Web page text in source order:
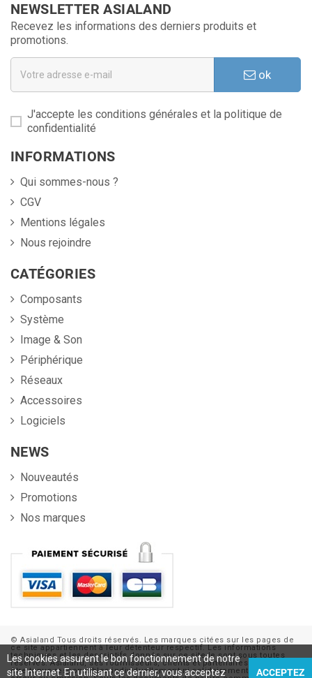
NEWSLETTER ASIALAND
Recevez les informations des derniers produits et
promotions.
ok
J'accepte les conditions générales et la politique de
confidentialité
INFORMATIONS
Qui sommes-nous ?
CGV
Mentions légales
Nous rejoindre
CATÉGORIES
Composants
Système
Image & Son
Périphérique
Réseaux
Accessoires
Logiciels
NEWS
Nouveautés
Promotions
Nos marques
© Asialand Tous droits réservés. Les marques citées sur les pages de
ce site appartiennent à leur détenteur respectif. Les informations
techniques et les descriptifs donnés sur ce site le sont sous toutes
réserves. Asialand, ses fournisseurs, clients et partenaires ne sauraient
être tenus responsables individuellement ni solidairement d'aucune
Les cookies assurent le bon fonctionnement de notre
site Internet. En utilisant ce dernier, vous acceptez
ACCEPTEZ